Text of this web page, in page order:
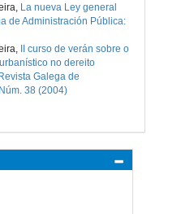
La nueva Ley general
de Administración Pública:
II curso de verán sobre o
no dereito
Galega de
38 (2004)